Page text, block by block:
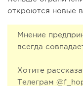
откроются новые
Мнение
всегда
Хотите
Телеграм